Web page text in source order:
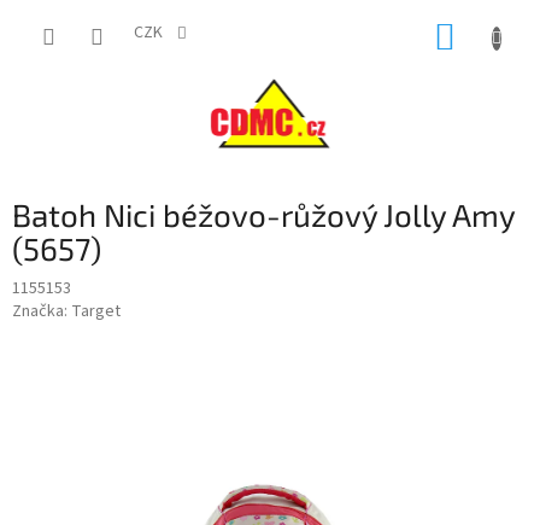
CZK
Batoh Nici béžovo-růžový Jolly Amy
(5657)
1155153
Značka: Target